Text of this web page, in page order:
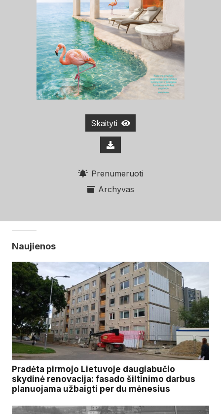
Skaityti
Prenumeruoti
Archyvas
Naujienos
Pradėta pirmojo Lietuvoje daugiabučio
skydinė renovacija: fasado šiltinimo darbus
planuojama užbaigti per du mėnesius